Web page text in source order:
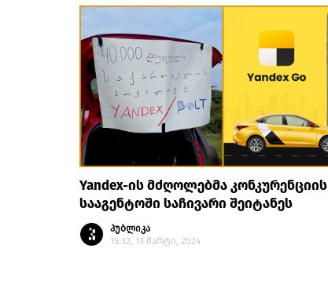
Yandex-ის მძღოლებმა კონკურენციის
სააგენტოში საჩივარი შეიტანეს
პუბლიკა
15:32, 13 მარტი, 2024